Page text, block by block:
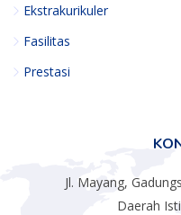
Ekstrakurikuler
Fasilitas
Prestasi
Jl. Mayang,
Daerah